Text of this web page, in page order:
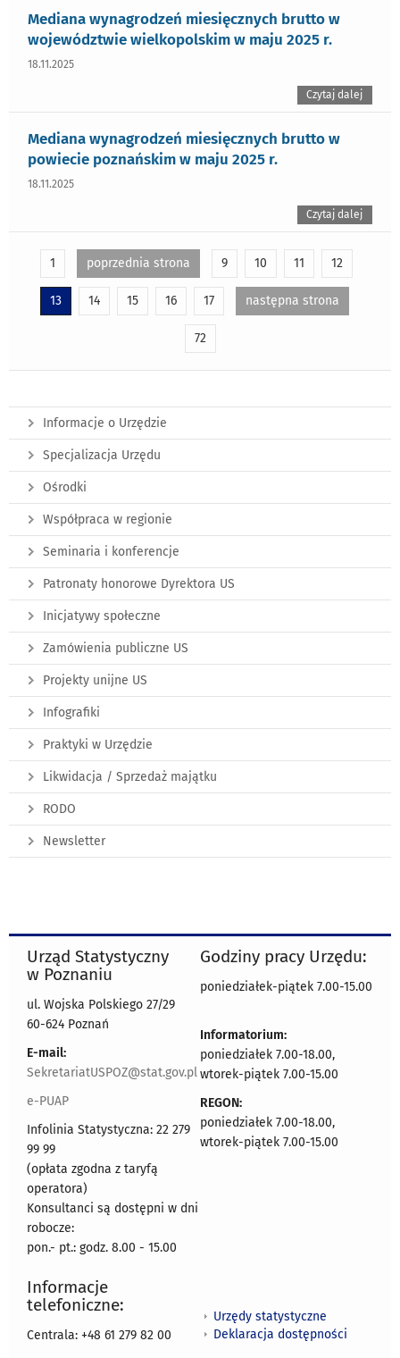
Mediana wynagrodzeń miesięcznych brutto w
województwie wielkopolskim w maju 2025 r.
18.11.2025
Czytaj dalej
Mediana wynagrodzeń miesięcznych brutto w
powiecie poznańskim w maju 2025 r.
18.11.2025
Czytaj dalej
1 poprzednia strona 9 10 11 12
13 14 15 16 17 następna strona
72
Informacje o Urzędzie
Specjalizacja Urzędu
Ośrodki
Współpraca w regionie
Seminaria i konferencje
Patronaty honorowe Dyrektora US
Inicjatywy społeczne
Zamówienia publiczne US
Projekty unijne US
Infografiki
Praktyki w Urzędzie
Likwidacja / Sprzedaż majątku
RODO
Newsletter
Urząd Statystyczny
w Poznaniu
ul. Wojska Polskiego 27/29
60-624 Poznań
E-mail:
SekretariatUSPOZ@stat.gov.pl
e-PUAP
Infolinia Statystyczna: 22 279
99 99
(opłata zgodna z taryfą
operatora)
Konsultanci są dostępni w dni
robocze:
pon.- pt.: godz. 8.00 - 15.00
Godziny pracy Urzędu:
poniedziałek-piątek 7.00-15.00
Informatorium:
poniedziałek 7.00-18.00,
wtorek-piątek 7.00-15.00
REGON:
poniedziałek 7.00-18.00,
wtorek-piątek 7.00-15.00
Informacje
telefoniczne:
Centrala: +48 61 279 82 00
Urzędy statystyczne
Deklaracja dostępności